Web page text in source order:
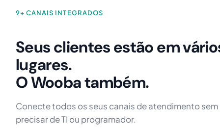
9+ CANAIS INTEGRADOS
Seus clientes estão em
lugares.
O Wooba também.
Conecte todos os seus canais de atendimento sem
precisar de TI ou programador.